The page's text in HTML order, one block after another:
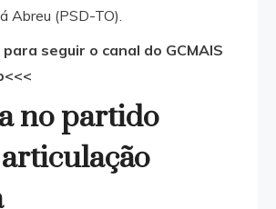
Abreu (PSD-TO).
seguir o canal do GCMAIS
no partido